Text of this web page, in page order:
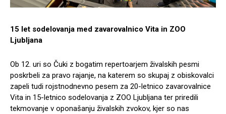
15 let sodelovanja med zavarovalnico Vita in ZOO
Ljubljana
Ob 12. uri so Čuki z bogatim repertoarjem živalskih pesmi
poskrbeli za pravo rajanje, na katerem so skupaj z obiskovalci
zapeli tudi rojstnodnevno pesem za 20-letnico zavarovalnice
Vita in 15-letnico sodelovanja z ZOO Ljubljana ter priredili
tekmovanje v oponašanju živalskih zvokov, kjer so nas